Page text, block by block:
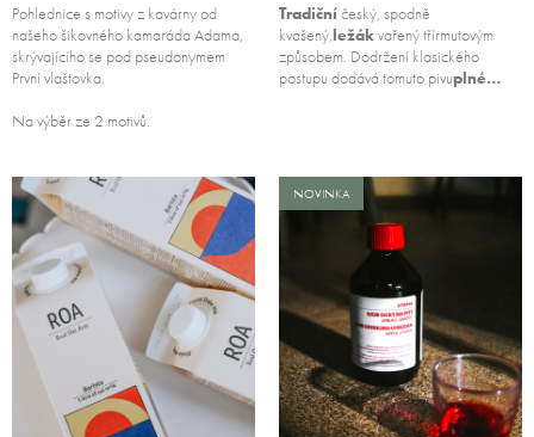
Pohlednice s motivy z kavárny od
našeho šikovného kamaráda Adama,
skrývajícího se pod pseudonymem
První vlaštovka.
Na výběr ze 2 motivů.
Tradičníčeský, spodně
kvašený,ležákvařený třírmutovým
způsobem. Dodržení klasického
postupu dodává tomuto pivuplné…
NOVINKA